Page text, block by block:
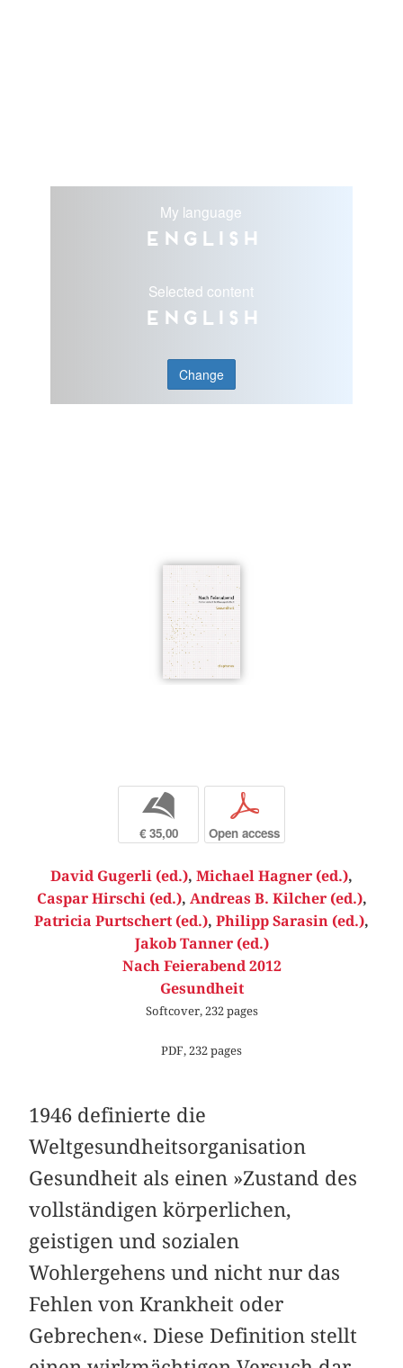
My language
English
Selected content
English
Change
b
€ 35,00
p
Open access
David Gugerli (ed.), Michael Hagner (ed.),
Caspar Hirschi (ed.), Andreas B. Kilcher (ed.),
Patricia Purtschert (ed.), Philipp Sarasin (ed.),
Jakob Tanner (ed.)
Nach Feierabend 2012
Gesundheit
Softcover, 232 pages
PDF, 232 pages
1946 definierte die
Weltgesundheitsorganisation
Gesundheit als einen »Zustand des
vollständigen körperlichen,
geistigen und sozialen
Wohlergehens und nicht nur das
Fehlen von Krankheit oder
Gebrechen«. Diese Definition stellt